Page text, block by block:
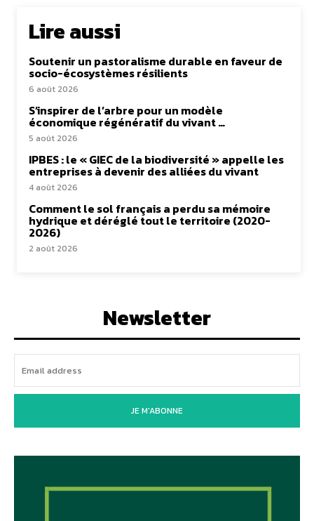
Lire aussi
Soutenir un pastoralisme durable en faveur de
socio-écosystèmes résilients
6 août 2026
S’inspirer de l’arbre pour un modèle
économique régénératif du vivant …
5 août 2026
IPBES : le « GIEC de la biodiversité » appelle les
entreprises à devenir des alliées du vivant
4 août 2026
Comment le sol français a perdu sa mémoire
hydrique et déréglé tout le territoire (2020-
2026)
2 août 2026
Newsletter
JE M'ABONNE